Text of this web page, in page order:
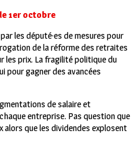
1eroctobre
les député·es de mesures pour
de la réforme des retraites
les prix. La fragilité politique du
pour gagner des avancées
de salaire et
entreprise. Pas question que
alors que les dividendes explosent